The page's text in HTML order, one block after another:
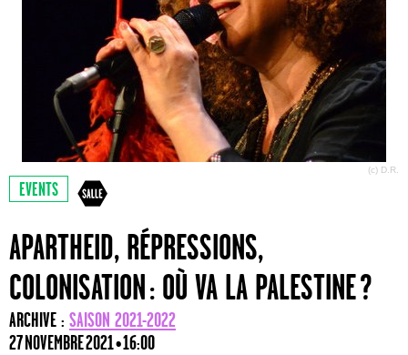
(c) D.R.
EVENTS
APARTHEID, RÉPRESSIONS,
COLONISATION : OÙ VA LA PALESTINE ?
ARCHIVE : SAISON 2021-2022
27 NOVEMBRE 2021 • 16:00